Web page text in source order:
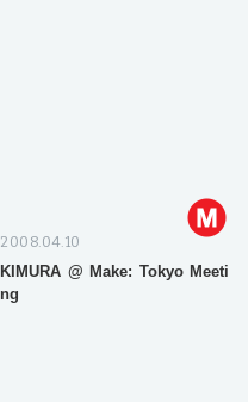
2008.04.10
KIMURA @ Make: Tokyo Meeti
ng